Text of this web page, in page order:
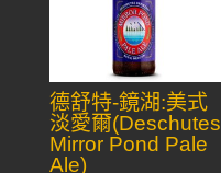
德舒特-鏡湖:美式
淡愛爾(Deschutes
Mirror Pond Pale
Ale)